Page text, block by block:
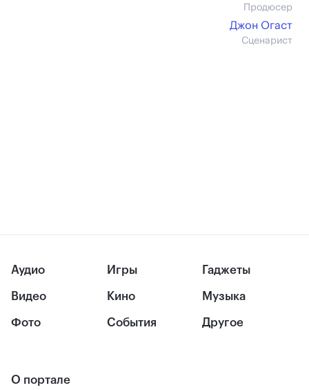
Продюсер
Джон Огаст
Сценарист
Аудио
Видео
Фото
Игры
Кино
События
Гаджеты
Музыка
Другое
О портале